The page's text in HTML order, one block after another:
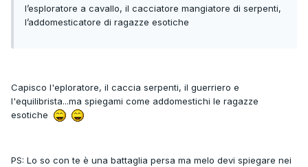
l’esploratore a cavallo, il cacciatore mangiatore di serpenti,
l’addomesticatore di ragazze esotiche
Capisco l'eploratore, il caccia serpenti, il guerriero e
l'equilibrista...ma spiegami come addomestichi le ragazze
esotiche
PS: Lo so con te è una battaglia persa ma melo devi spiegare nei